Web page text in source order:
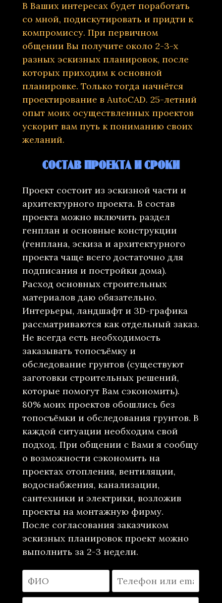
В Ваших интересах будет поработать
со мной, подискутировать и придти к
компромиссу. При первичном
общении Вы получите около 2-3-х
разных эскизных планировок, после
которых приходим к основной
планировке. Только тогда начнётся
проектирование в AutoCAD. 25-летний
опыт моих осуществленных проектов
ускорит вам путь к пониманию своих
желаний.
СОСТАВ ПРОЕКТА И СРОКИ
Проект состоит из эскизной части и
архитектурного проекта. В состав
проекта можно включить раздел
генплан и основные конструкции
(генплана, эскиза и архитектурного
проекта чаще всего достаточно для
подписания и постройки дома).
Расход основных строительных
материалов даю обязательно.
Интерьеры, ландшафт и 3D-графика
рассматриваются как отдельный заказ.
Не всегда есть необходимость
заказывать топосъёмку и
обследование грунтов (существуют
заготовки строительных решений,
которые помогут Вам сэкономить).
80% моих проектов обошлись без
топосъёмки и обследования грунтов. В
каждой ситуации необходим свой
подход. При общении с Вами я сообщу
о возможности сэкономить на
проектах отопления, вентиляции,
водоснабжения, канализации,
сантехники и электрики, возложив
проекты на монтажную фирму.
После согласования заказчиком
эскизных планировок проект можно
выполнить за 2-3 недели.